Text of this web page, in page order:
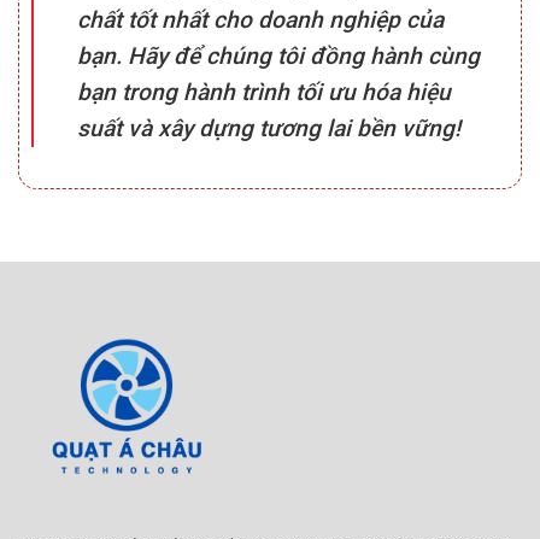
chất tốt nhất cho doanh nghiệp của
bạn. Hãy để chúng tôi đồng hành cùng
bạn trong hành trình tối ưu hóa hiệu
suất và xây dựng tương lai bền vững!